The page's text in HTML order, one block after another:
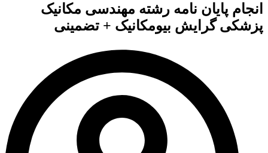
انجام پایان نامه رشته مهندسی مکانیک
پزشکی گرایش بیومکانیک + تضمینی